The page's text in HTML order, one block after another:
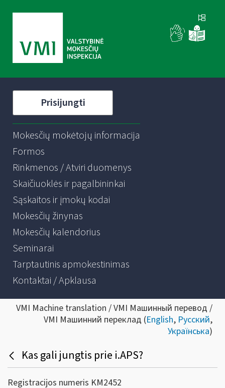
Prisijungti
Mokesčių mokėtojų informacija
Formos
Rinkmenos / Atviri duomenys
Skaičiuoklės ir pagalbininkai
Sąskaitos ir įmokų kodai
Mokesčių žinynas
Mokesčių kalendorius
Seminarai
Tarptautinis apmokestinimas
Kontaktai / Apklausa
VMI Machine translation / VMI Машинный перевод /
VMI Машинний переклад (English, Русский,
Українська)
Kas gali jungtis prie i.APS?
Registracijos numeris KM2452